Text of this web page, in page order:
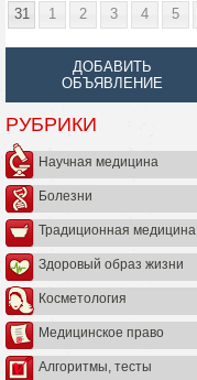
31
1 2 3 4 5
ДОБАВИТЬ
ОБЪЯВЛЕНИЕ
РУБРИКИ
Научная медицина
Болезни
Традиционная медицина
Здоровый образ жизни
Косметология
Медицинское право
Алгоритмы, тесты